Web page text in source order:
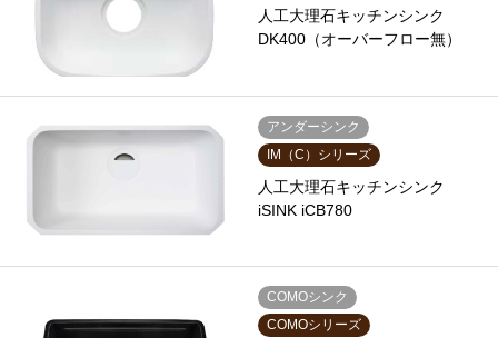
人工大理石キッチンシンク
DK400（オーバーフロー無）
アンダーシンク
IM（C）シリーズ
人工大理石キッチンシンク
iSINK iCB780
COMOシンク
COMOシリーズ